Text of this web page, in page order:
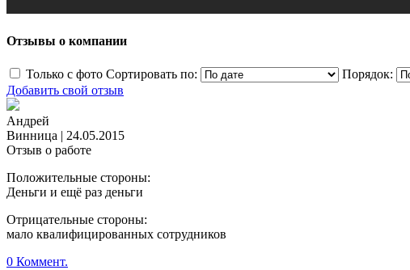
Отзывы о компании
Только с фото Сортировать по:
Порядок:
Добавить свой отзыв
Андрей
Винница | 24.05.2015
Отзыв о работе
Положительные стороны:
Деньги и ещё раз деньги
Отрицательные стороны:
мало квалифицированных сотрудников
0 Коммент.